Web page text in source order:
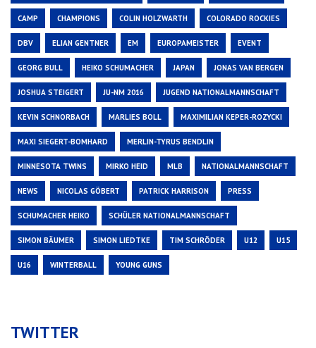
CAMP CHAMPIONS COLIN HOLZWARTH COLORADO ROCKIES
DBV ELIAN GENTNER EM EUROPAMEISTER EVENT
GEORG BULL HEIKO SCHUMACHER JAPAN JONAS VAN BERGEN
JOSHUA STEIGERT JU-NM 2016 JUGEND NATIONALMANNSCHAFT
KEVIN SCHNORBACH MARLIES BOLL MAXIMILIAN KEPER-ROZYCKI
MAXI SIEGERT-BOMHARD MERLIN-TYRUS BENDLIN
MINNESOTA TWINS MIRKO HEID MLB NATIONALMANNSCHAFT
NEWS NICOLAS GÖBERT PATRICK HARRISON PRESS
SCHUMACHER HEIKO SCHÜLER NATIONALMANNSCHAFT
SIMON BÄUMER SIMON LIEDTKE TIM SCHRÖDER U12 U15
U16 WINTERBALL YOUNG GUNS
TWITTER